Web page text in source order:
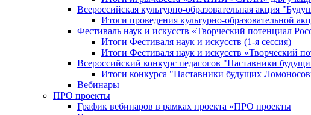
Всероссийская культурно-образовательная акция
Итоги проведения культурно-образовательной
Фестиваль наук и искусств «Творческий потенциал
Итоги Фестиваля наук и искусств (1-я сессия)
Итоги Фестиваля наук и искусств «Творческий
Всероссийский конкурс педагогов "Наставники
Итоги конкурса "Наставники будущих
Вебинары
ПРО проекты
График вебинаров в рамках проекта «ПРО проекты